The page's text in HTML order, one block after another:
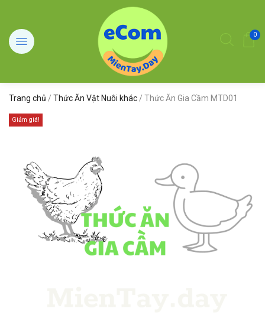
0
Trang chủ / Thức Ăn Vật Nuôi khác / Thức Ăn Gia Cầm MTD01
Giảm giá!